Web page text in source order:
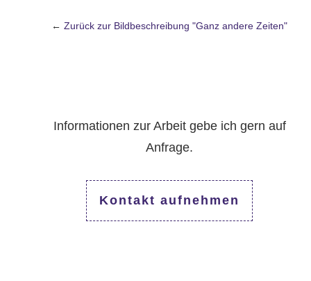
← Zurück zur Bildbeschreibung "Ganz andere Zeiten"
Informationen zur Arbeit gebe ich gern auf
Anfrage.
Kontakt aufnehmen